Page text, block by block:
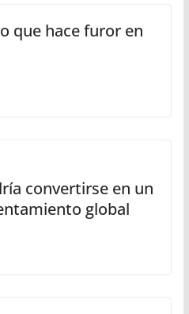
que hace furor en
convertirse en un
global